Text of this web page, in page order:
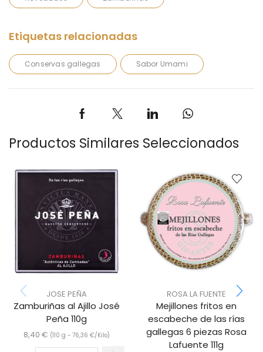
Conservas gallegas Sabor Umami
Productos Similares Seleccionados
JOSE PEÑA
Zamburiñas al Ajillo José
Peña 110g
8,40 € (110 g - 76,36 €/Kilo)
ROSA LA FUENTE
Mejillones fritos en
escabeche de las rías
gallegas 6 piezas Rosa
Lafuente 111g